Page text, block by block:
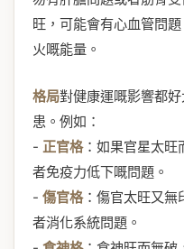
旺，可能會有心血管問
火嘅能量。
格局對健康運嘅影響都
患。例如：
- 正官格：如果官星太旺
者免疫力低下嘅問題。
- 傷官格：傷官太旺又無
者消化系統問題。